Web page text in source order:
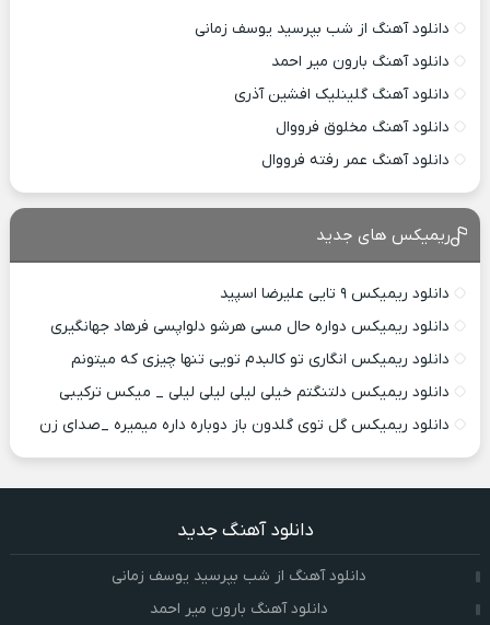
دانلود آهنگ از شب بپرسید یوسف زمانی
دانلود آهنگ بارون میر احمد
دانلود آهنگ گلینلیک افشین آذری
دانلود آهنگ مخلوق فرووال
دانلود آهنگ عمر رفته فرووال
ریمیکس های جدید
دانلود ریمیکس ۹ تایی علیرضا اسپید
دانلود ریمیکس دواره حال مسی هرشو دلواپسی فرهاد جهانگیری
دانلود ریمیکس انگاری تو کالبدم تویی تنها چیزی که میتونم
دانلود ریمیکس دلتنگتم خیلی لیلی لیلی لیلی _ میکس ترکیبی
دانلود ریمیکس گل توی گلدون باز دوباره داره میمیره _صدای زن
دانلود آهنگ جدید
دانلود آهنگ از شب بپرسید یوسف زمانی
دانلود آهنگ بارون میر احمد